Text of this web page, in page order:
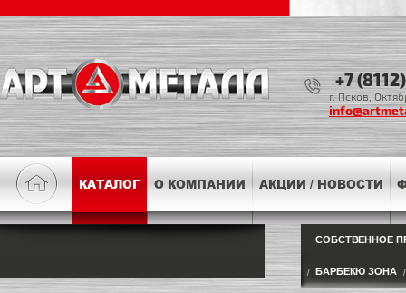
+7
г. Псков,
КАТАЛОГ О КОМПАНИИ АКЦИИ / НОВОСТИ
СОБСТВЕННОЕ
БАРБЕКЮ ЗОНА